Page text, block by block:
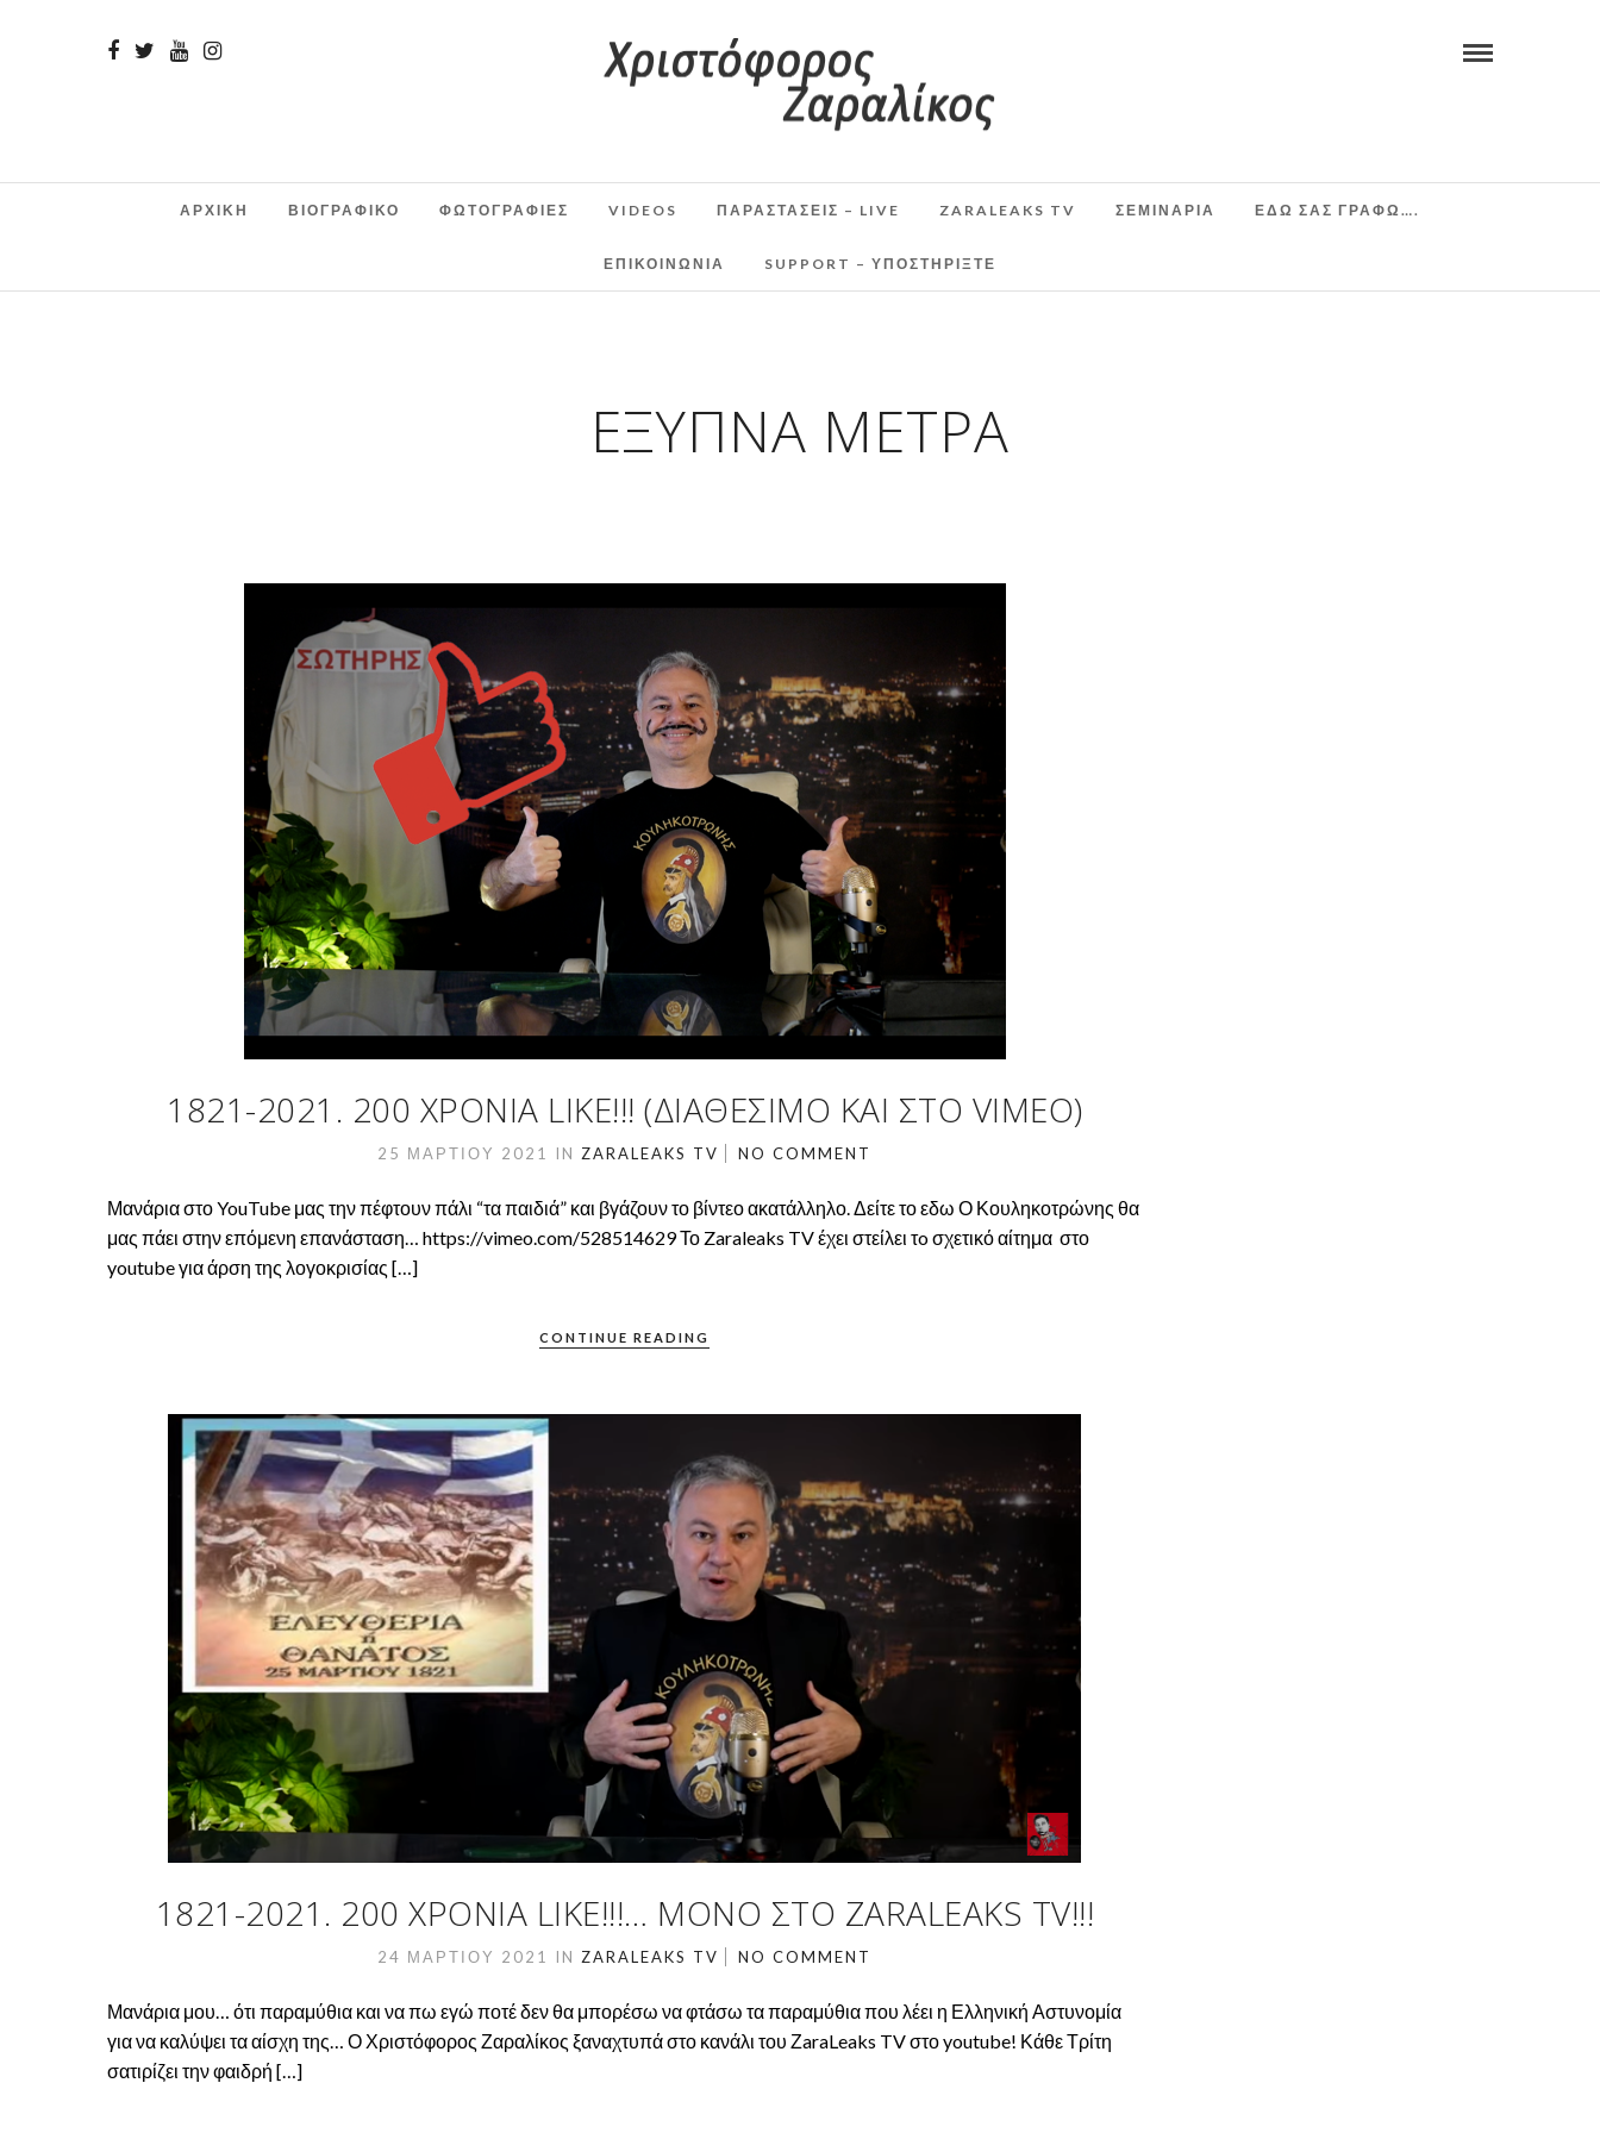
ΑΡΧΙΚΗ ΒΙΟΓΡΑΦΙΚΟ ΦΩΤΟΓΡΑΦΙΕΣ VIDEOS ΠΑΡΑΣΤΆΣΕΙΣ – LIVE ZARALEAKS TV ΣΕΜΙΝΆΡΙΑ ΕΔΩ ΣΑΣ ΓΡΑΦΩ….
ΕΠΙΚΟΙΝΩΝΙΑ SUPPORT – ΥΠΟΣΤΗΡΊΞΤΕ
ΕΞΥΠΝΑ ΜΕΤΡΑ
1821-2021. 200 ΧΡΌΝΙΑ LIKE!!! (ΔΙΑΘΈΣΙΜΟ ΚΑΙ ΣΤΟ VIMEO)
25 ΜΑΡΤΊΟΥ 2021 IN ZARALEAKS TV NO COMMENT
Μανάρια στο YouTube μας την πέφτουν πάλι “τα παιδιά” και βγάζουν το βίντεο ακατάλληλο. Δείτε το εδω Ο Κουληκοτρώνης θα
μας πάει στην επόμενη επανάσταση… https://vimeo.com/528514629 Το Zaraleaks TV έχει στείλει τo σχετικό αίτημα στο
youtube για άρση της λογοκρισίας […]
CONTINUE READING
1821-2021. 200 ΧΡΌΝΙΑ LIKE!!!… ΜΌΝΟ ΣΤΟ ZARALEAKS TV!!!
24 ΜΑΡΤΊΟΥ 2021 IN ZARALEAKS TV NO COMMENT
Μανάρια μου… ότι παραμύθια και να πω εγώ ποτέ δεν θα μπορέσω να φτάσω τα παραμύθια που λέει η Ελληνική Αστυνομία
για να καλύψει τα αίσχη της… Ο Χριστόφορος Ζαραλίκος ξαναχτυπά στο κανάλι του ΖaraLeaks TV στο youtube! Κάθε Τρίτη
σατιρίζει την φαιδρή […]